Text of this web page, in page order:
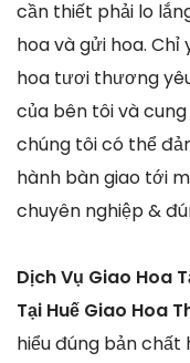
cần thiết phải lo
hoa và gửi hoa.
hoa tươi thương
của bên tôi và
chúng tôi có thể
hành bàn giao tới
chuyên nghiệp &
Dịch Vụ Giao Hoa
Tại Huế Giao Hoa
hiểu đúng bản chất